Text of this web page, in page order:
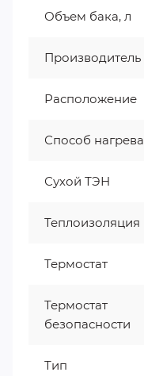
Объем бака, л
Производитель
Расположение
Способ нагрева
Сухой ТЭН
Теплоизоляция
Термостат
Термостат
безопасности
Тип